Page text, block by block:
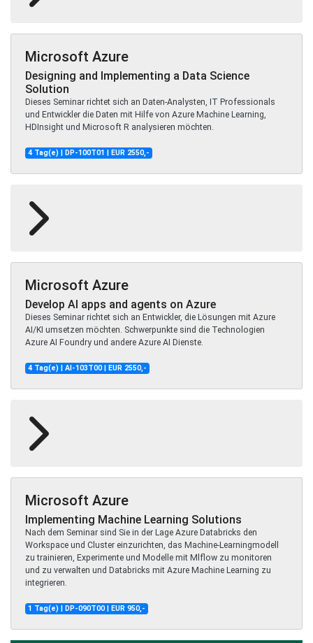
Microsoft Azure
Designing and Implementing a Data Science
Solution
Dieses Seminar richtet sich an Daten-Analysten, IT Professionals
und Entwickler die Daten mit Hilfe von Azure Machine Learning,
HDInsight und Microsoft R analysieren möchten.
4 Tag(e) | DP-100T01 | EUR 2550,-
Microsoft Azure
Develop AI apps and agents on Azure
Dieses Seminar richtet sich an Entwickler, die Lösungen mit Azure
AI/KI umsetzen möchten. Schwerpunkte sind die Technologien
Azure AI Foundry und andere Azure AI Dienste.
4 Tag(e) | AI-103T00 | EUR 2550,-
Microsoft Azure
Implementing Machine Learning Solutions
Nach dem Seminar sind Sie in der Lage Azure Databricks den
Workspace und Cluster einzurichten, das Machine-Learningmodell
zu trainieren, Experimente und Modelle mit Mlflow zu monitoren
und zu verwalten und Databricks mit Azure Machine Learning zu
integrieren.
1 Tag(e) | DP-090T00 | EUR 950,-